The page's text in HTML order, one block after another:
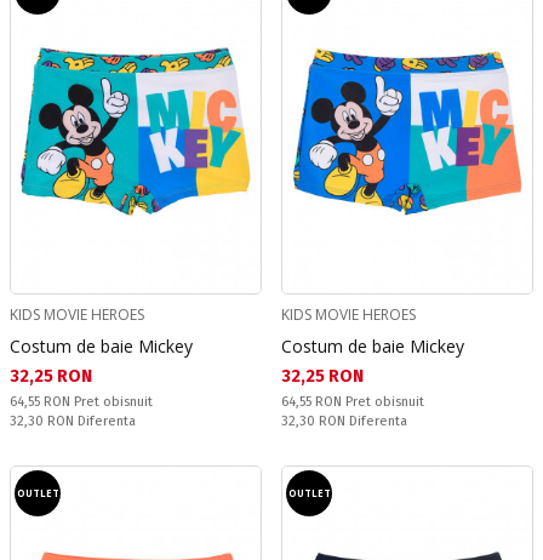
KIDS MOVIE HEROES
Costum de baie Mickey
Текуща цена:
32,25 RON
Pret obisnuit:
64,55 RON Pret obisnuit
Спестявате:
32,30 RON Diferenta
KIDS MOVIE HEROES
Costum de baie Mickey
Текуща цена:
32,25 RON
Pret obisnuit:
64,55 RON Pret obisnuit
Спестявате:
32,30 RON Diferenta
OUTLET OUTLET